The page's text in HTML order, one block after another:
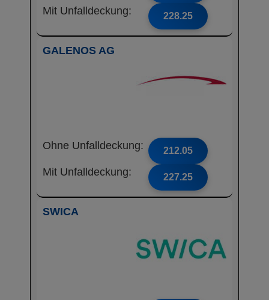
Mit Unfalldeckung: 228.25
GALENOS AG
Ohne Unfalldeckung: 212.05
Mit Unfalldeckung: 227.25
SWICA